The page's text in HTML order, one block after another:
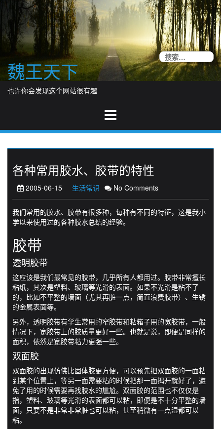
content
魏王天下
也许你会发现这个网站很有趣
搜
各种常用胶水、胶带的特性
2005-06-15 生活常识 No Comments
我们常用的胶水、胶带有很多种，每种有不同的特征，这是我小
学以来使用过的各种胶水总结的经验。
胶带
透明胶带
这应该是我们最常见的胶带，几乎所有人都用过。胶带非常擅长
粘纸，其次是塑料、玻璃等光滑的表面。如果不光滑是粘不了
的，比如不平整的墙面（尤其再脏一点，简直浪费胶带）、生锈
的金属表面等。
另外，透明胶带有学生常用的窄胶带和粘箱子用的宽胶带，一般
情况下，宽胶带上的胶质量更好一些。也就是说，即便是同样的
面积，依然是宽胶带粘力更强一些。
双面胶
双面胶的出现仿佛比固体胶更方便，可以预先把双面胶的一面粘
到某个位置上，等另一面需要粘的时候把那一面揭开就好了，避
免了用的时候需要再找胶水的尴尬。双面胶的范围也不仅仅是
指，塑料、玻璃等光滑的表面都可以粘，即便是不十分平整的墙
面，只要不是非常非常脏也可以粘，甚至稍微有一点湿都可以
粘。